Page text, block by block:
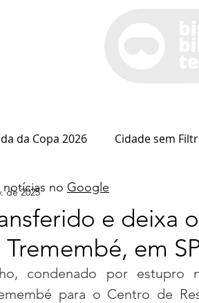
da Copa 2026 Cidade sem
Espaço Itaipu
Esportes Coluna do
e deixa
em
de 2025
condenado por estupro
para o Centro de
notícias no Google